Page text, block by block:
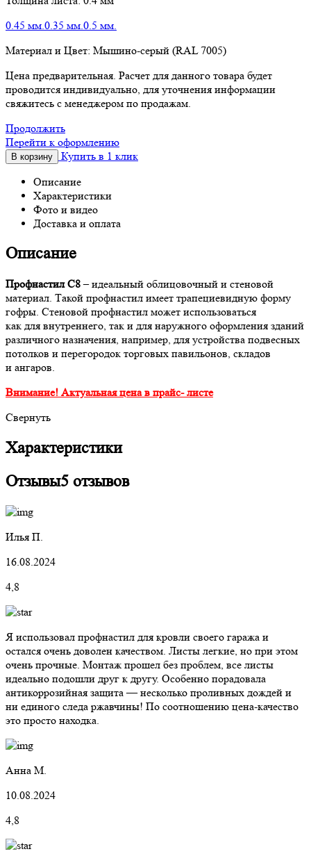
0.45 мм. 0.35 мм. 0.5 мм.
Материал и Цвет: Мышино-серый (RAL 7005)
Цена предварительная. Расчет для данного товара будет
проводится индивидуально, для уточнения информации
свяжитесь с менеджером по продажам.
Продолжить
Перейти к оформлению
В корзину
Купить в 1 клик
Описание
Характеристики
Фото и видео
Доставка и оплата
Описание
Профнастил С8– идеальный облицовочный и стеновой
материал. Такой профнастил имеет трапециевидную форму
гофры. Стеновой профнастил может использоваться
как для внутреннего, так и для наружного оформления зданий
различного назначения, например, для устройства подвесных
потолков и перегородок торговых павильонов, складов
и ангаров.
Внимание! Актуальная цена в прайс- листе
Свернуть
Характеристики
Отзывы5 отзывов
Илья П.
16.08.2024
4,8
Я использовал профнастил для кровли своего гаража и
остался очень доволен качеством. Листы легкие, но при этом
очень прочные. Монтаж прошел без проблем, все листы
идеально подошли друг к другу. Особенно порадовала
антикоррозийная защита — несколько проливных дождей и
ни единого следа ржавчины! По соотношению цена-качество
это просто находка.
Анна М.
10.08.2024
4,8